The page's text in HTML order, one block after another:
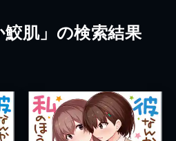
鮫肌」の検索結果